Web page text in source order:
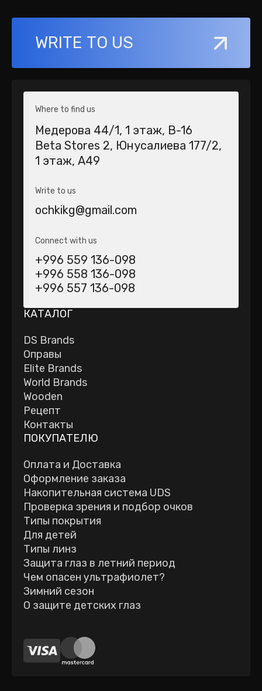
WRITE TO US
Where to find us
Медерова 44/1​, 1 этаж, В-16
Beta Stores 2​, Юнусалиева 177/2,
1 этаж, А49
Write to us
ochkikg@gmail.com
Connect with us
+996 559 136-098
+996 558 136-098
+996 557 136-098
КАТАЛОГ
DS Brands
Оправы
Elite Brands
World Brands
Wooden
Рецепт
Контакты
ПОКУПАТЕЛЮ
Оплата и Доставка
Оформление заказа
Накопительная система UDS
Проверка зрения и подбор очков
Типы покрытия
Для детей
Типы линз
Защита глаз в летний период
Чем опасен ультрафиолет?
Зимний сезон
О защите детских глаз